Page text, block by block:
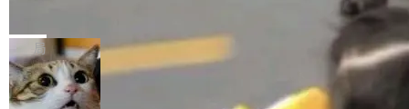
库之一。你的操作系统、浏览器、无数的基础设
施软件，很可能都在用它。而过去十年，维护它
的人一直在用业余...
gi?id=2019042">Bug&nbsp;2019042</a>）</l
i> <li>现在，助手可以直接使用 Exa 的网络搜索
结果回答问题，而无需将问题转交给搜索引擎。
的 npm 包。项目的核心论点是：容器不适合 Ag
ent 计算。真正适合的，是 Isolate。 Cloudflare
工程师在这件事上没什么可谦虚的——他们用 W
局
OpenAI 公开邮件和聊天记录回应苹果